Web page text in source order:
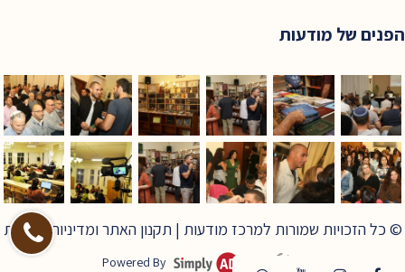
הפנים של מודעות
© כל הזכויות שמורות למרכז מודעות | תקנון האתר ומדיניות פרטיות
Powered By